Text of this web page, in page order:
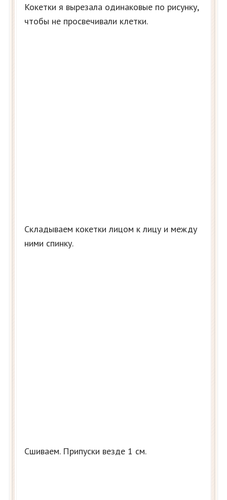
Кокетки я вырезала одинаковые по рисунку,
чтобы не просвечивали клетки.
Складываем кокетки лицом к лицу и между
ними спинку.
Сшиваем. Припуски везде 1 см.